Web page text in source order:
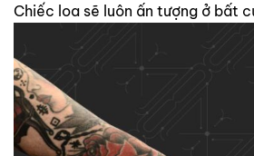
Chiếc loa sẽ luôn ấn tượng ở bất